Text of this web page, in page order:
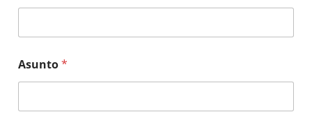
Asunto*